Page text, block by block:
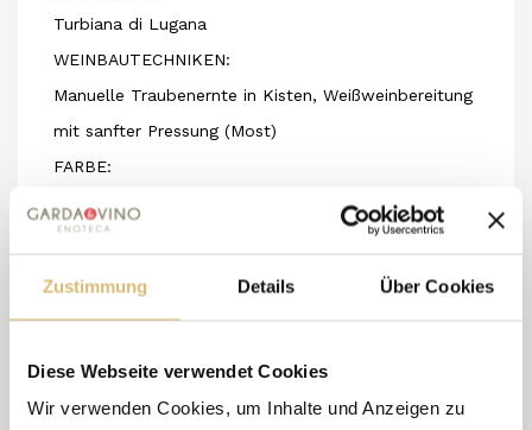
Zustimmung Details Über Cookies
Diese Webseite verwendet Cookies
Wir verwenden Cookies, um Inhalte und Anzeigen zu
Turbiana di Lugana
WEINBAUTECHNIKEN:
Manuelle Traubenernte in Kisten, Weißweinbereitung
mit sanfter Pressung (Most)
FARBE:
BOUQUET:
SERVIERTEMPERATUR:
8 - 12°